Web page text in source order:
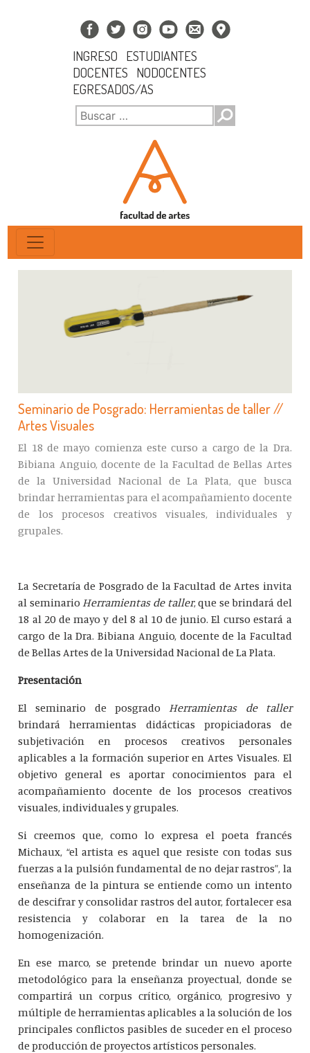
INGRESO
ESTUDIANTES
DOCENTES
NODOCENTES
EGRESADOS/AS
Seminario de Posgrado: Herramientas de taller //
Artes Visuales
El 18 de mayo comienza este curso a cargo de la Dra.
Bibiana Anguio, docente de la Facultad de Bellas Artes
de la Universidad Nacional de La Plata, que busca
brindar herramientas para el acompañamiento docente
de los procesos creativos visuales, individuales y
grupales.
La Secretaría de Posgrado de la Facultad de Artes invita
al seminario Herramientas de taller, que se brindará del
18 al 20 de mayo y del 8 al 10 de junio. El curso estará a
cargo de la Dra. Bibiana Anguio, docente de la Facultad
de Bellas Artes de la Universidad Nacional de La Plata.
Presentación
El seminario de posgrado Herramientas de taller
brindará herramientas didácticas propiciadoras de
subjetivación en procesos creativos personales
aplicables a la formación superior en Artes Visuales. El
objetivo general es aportar conocimientos para el
acompañamiento docente de los procesos creativos
visuales, individuales y grupales.
Si creemos que, como lo expresa el poeta francés
Michaux, “el artista es aquel que resiste con todas sus
fuerzas a la pulsión fundamental de no dejar rastros”, la
enseñanza de la pintura se entiende como un intento
de descifrar y consolidar rastros del autor, fortalecer esa
resistencia y colaborar en la tarea de la no
homogenización.
En ese marco, se pretende brindar un nuevo aporte
metodológico para la enseñanza proyectual, donde se
compartirá un corpus crítico, orgánico, progresivo y
múltiple de herramientas aplicables a la solución de los
principales conflictos pasibles de suceder en el proceso
de producción de proyectos artísticos personales.